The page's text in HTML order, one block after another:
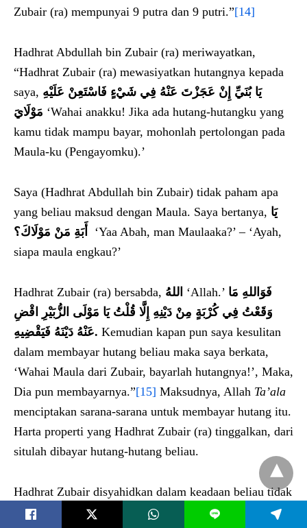
Zubair (ra) mempunyai 9 putra dan 9 putri.”[14]
Hadhrat Abdullah bin Zubair (ra) meriwayatkan,
“Hadhrat Zubair (ra) mewasiyatkan hutangnya kepada
saya, يَا بُنَيِّ إِنْ عَجَزْتَ عَنْهُ فِي شَيْءٍ فَاسْتَعِنْ عَلَيْهِ
مَوْلَايَ ‘Wahai anakku! Jika ada hutang-hutangku yang
kamu tidak mampu bayar, mohonlah pertolongan pada
Maula-ku (Pengayomku).’
Saya (Hadhrat Abdullah bin Zubair) tidak paham apa
yang beliau maksud dengan Maula. Saya bertanya, يَا
‘Yaa Abah, man Maulaaka?’ – ‘Ayah,
siapa maula engkau?’
Hadhrat Zubair (ra) bersabda, اللهُ ‘Allah.’ فَوَاللهِ مَا
وَقَعْتُ فِي كُرْبَةٍ مِنْ دَيْنِهِ إِلَّا قُلْتُ يَا مَوْلَى الزُّبَيْرِ اقْضِ
عَنْهُ دَيْنَهُ فَيَقْضِيهِ. Kemudian kapan pun saya kesulitan
dalam membayar hutang beliau maka saya berkata,
‘Wahai Maula dari Zubair, bayarlah hutangnya!’, Maka,
Dia pun membayarnya.”[15] Maksudnya, Allah Ta’ala
menciptakan sarana-sarana untuk membayar hutang itu.
Harta properti yang Hadhrat Zubair (ra) tinggalkan, dari
situlah dibayar hutang-hutang beliau.
Hadhrat Zubair disyahidkan dalam keadaan beliau tidak
meninggalkan uang dinar dan dirham, kecuali beberapa
L